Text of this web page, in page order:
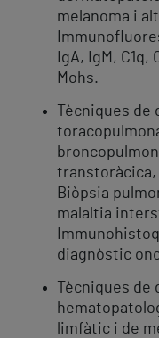
melanoma i
IgA, IgM,
Mohs.
Tècniques
transtoràcica,
Biòpsia
malaltia
diagnòstic
Tècniques
limfàtic i de